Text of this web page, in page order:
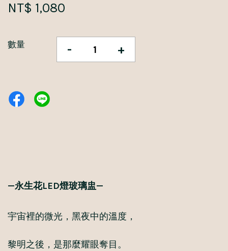
NT$ 1,080
數量 - +
—永生花LED燈玻璃盅—
宇宙裡的微光，黑夜中的溫度，
黎明之後，是那麼耀眼奪目。